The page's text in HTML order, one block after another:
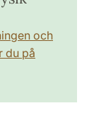
och
du på